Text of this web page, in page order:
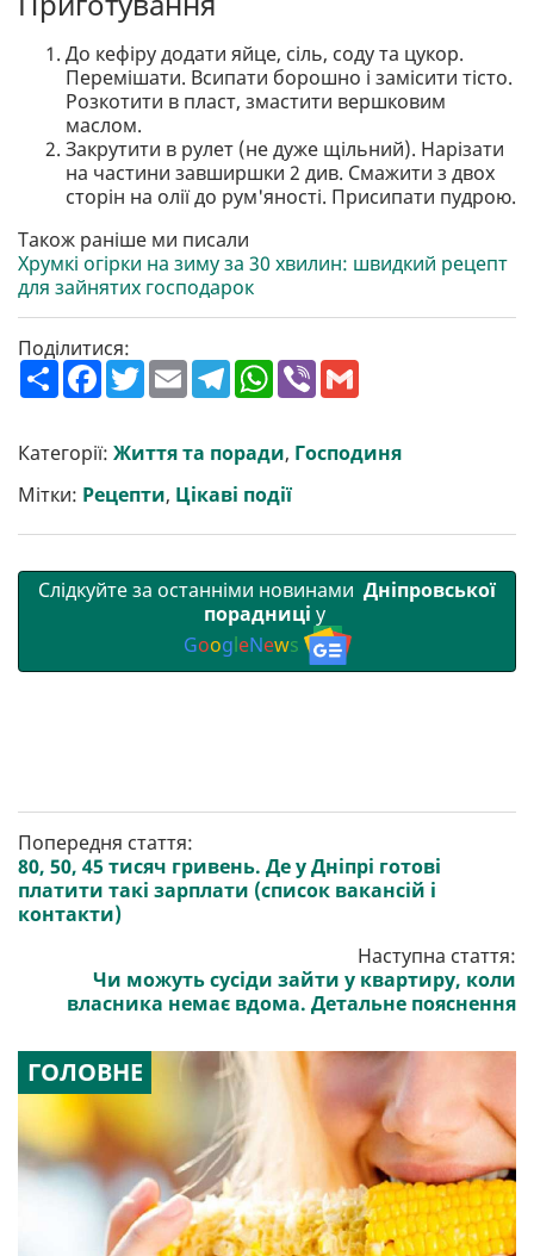
До кефіру додати яйце, сіль, соду та цукор.
Перемішати. Всипати борошно і замісити тісто.
Розкотити в пласт, змастити вершковим
маслом.
Закрутити в рулет (не дуже щільний). Нарізати
на частини завширшки 2 див. Смажити з двох
сторін на олії до рум'яності. Присипати пудрою.
Також раніше ми писали
Хрумкі огірки на зиму за 30 хвилин: швидкий рецепт
для зайнятих господарок
Поділитися:
П
о
р
и
т
и
F
a
b
o
o
k
T
w
t
e
r
E
m
l
T
e
g
r
a
m
W
h
s
A
p
p
V
r l
Категорії: Життя та поради, Господиня
Мітки: Рецепти, Цікаві події
Слідкуйте за останніми новинами Дніпровської
порадниці у
GoogleNews
Попередня стаття:
80, 50, 45 тисяч гривень. Де у Дніпрі готові
платити такі зарплати (список вакансій і
контакти)
Наступна стаття:
Чи можуть сусіди зайти у квартиру, коли
власника немає вдома. Детальне пояснення
ГОЛОВНЕ